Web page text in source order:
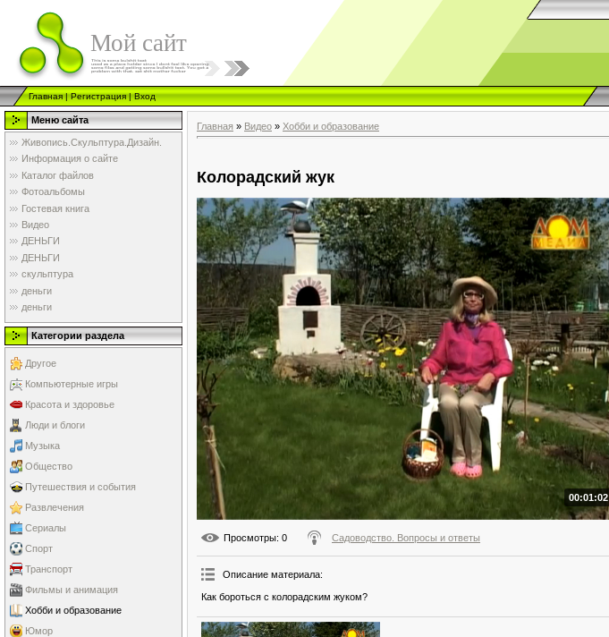
Мой сайт
Главная|Регистрация|Вход
Меню сайта
Живопись.Скульптура.Дизайн.
Информация о сайте
Каталог файлов
Фотоальбомы
Гостевая книга
Видео
ДЕНЬГИ
ДЕНЬГИ
скульптура
деньги
деньги
Категории раздела
Другое
Компьютерные игры
Красота и здоровье
Люди и блоги
Музыка
Общество
Путешествия и события
Развлечения
Сериалы
Спорт
Транспорт
Фильмы и анимация
Хобби и образование
Юмор
Главная » Видео » Хобби и образование
Колорадский жук
00:01:02
Просмотры: 0 Садоводство. Вопросы и ответы
Описание материала:
Как бороться с колорадским жуком?